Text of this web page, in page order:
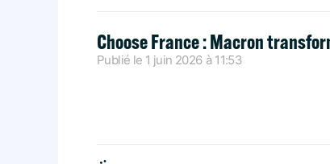
Choose France : Macron
Publié le 1 juin 2026 à 11:53